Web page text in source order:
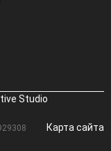
Studio
Карта сайта